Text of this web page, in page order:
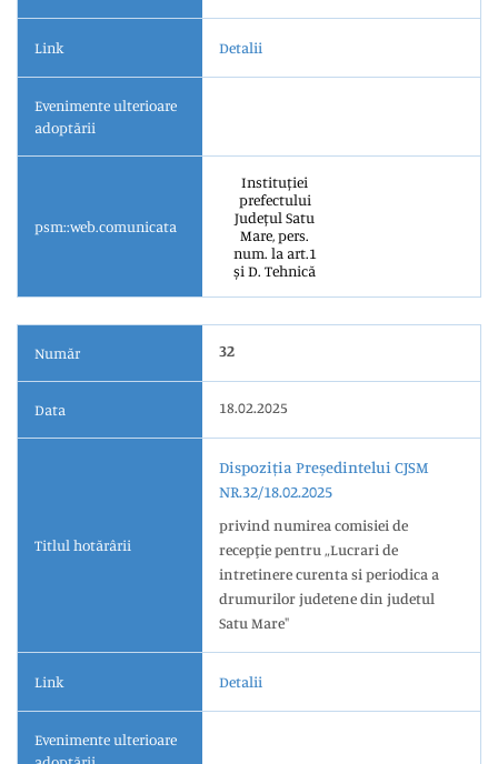
Link Detalii
Evenimente ulterioare
adoptării
psm::web.comunicata
Instituției
prefectului
Județul Satu
Mare, pers.
num. la art.1
și D. Tehnică
Număr 32
Data 18.02.2025
Titlul hotărârii
Dispoziția Președintelui CJSM
NR.32/18.02.2025
privind numirea comisiei de
recepţie pentru „Lucrari de
intretinere curenta si periodica a
drumurilor judetene din judetul
Satu Mare"
Link Detalii
Evenimente ulterioare